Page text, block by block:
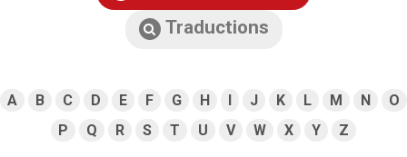
Traductions
A B C D E F G H I J K L M N
O
P
Q R S T U V W X Y Z